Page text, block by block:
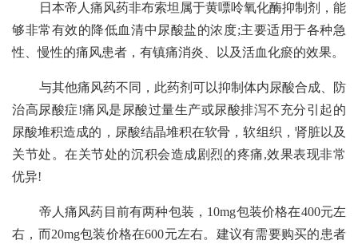
日本帝人痛风药非布索坦属于黄嘌呤氧化酶抑制剂，能
够非常有效的降低血清中尿酸盐的浓度;主要适用于各种急
性、慢性的痛风患者，有镇痛消炎、以及活血化瘀的效果。
与其他痛风药不同，此药剂可以抑制体内尿酸合成、防
治高尿酸症!痛风是尿酸过量生产或尿酸排泻不充分引起的
尿酸堆积造成的，尿酸结晶堆积在软骨，软组织，肾脏以及
关节处。在关节处的沉积会造成剧烈的疼痛,效果表现非常
优异!
帝人痛风药目前有两种包装，10mg包装价格在400元左
右，而20mg包装价格在600元左右。建议有需要购买的患者